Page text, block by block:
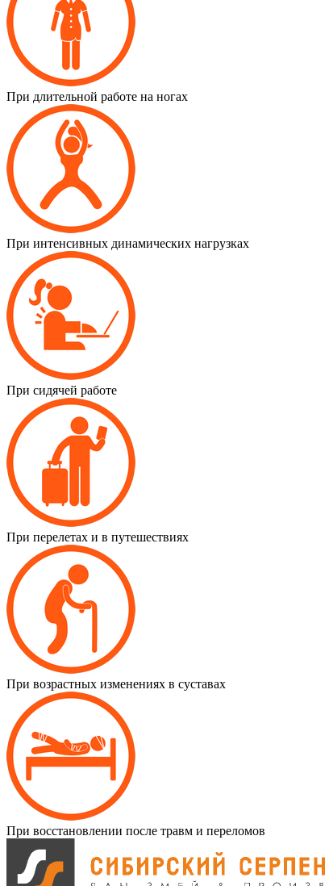
При длительной работе на ногах
При интенсивных динамических нагрузках
При сидячей работе
При перелетах и в путешествиях
При возрастных изменениях в суставах
При восстановлении после травм и переломов